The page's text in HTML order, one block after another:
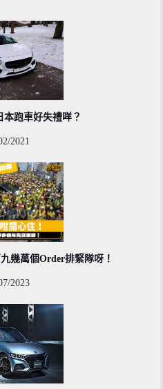
本跑車好失禮咩？
2021
幾萬個Order排緊隊呀！
2023